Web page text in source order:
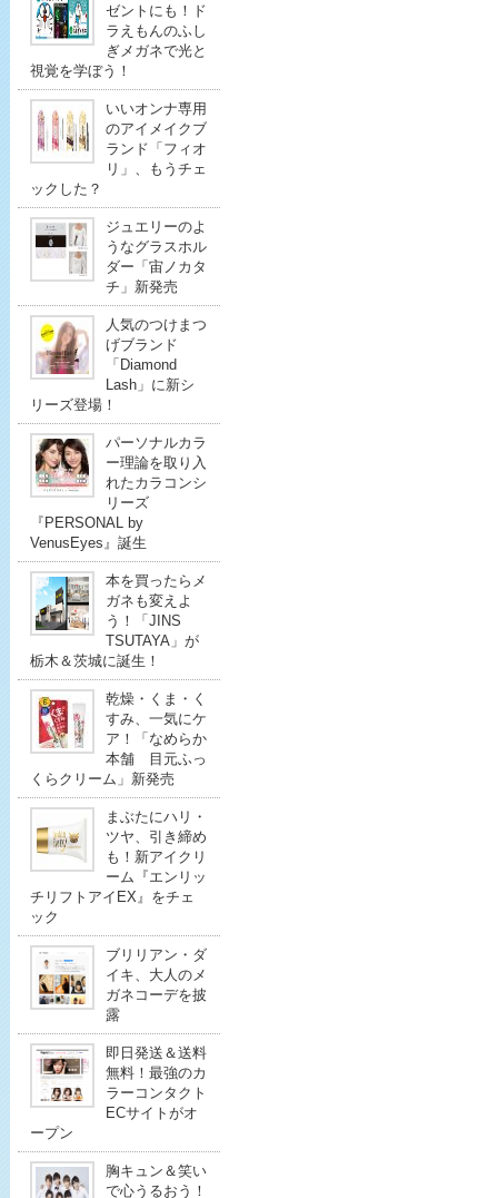
ゼントにも！ド
ラえもんのふし
ぎメガネで光と
視覚を学ぼう！
いいオンナ専用
のアイメイクブ
ランド「フィオ
リ」、もうチェ
ックした？
ジュエリーのよ
うなグラスホル
ダー「宙ノカタ
チ」新発売
人気のつけまつ
げブランド
「Diamond
Lash」に新シ
リーズ登場！
パーソナルカラ
ー理論を取り入
れたカラコンシ
リーズ
『PERSONAL by
VenusEyes』誕生
本を買ったらメ
ガネも変えよ
う！「JINS
TSUTAYA」が
栃木＆茨城に誕生！
乾燥・くま・く
すみ、一気にケ
ア！「なめらか
本舗 目元ふっ
くらクリーム」新発売
まぶたにハリ・
ツヤ、引き締め
も！新アイクリ
ーム『エンリッ
チリフトアイEX』をチェ
ック
ブリリアン・ダ
イキ、大人のメ
ガネコーデを披
露
即日発送＆送料
無料！最強のカ
ラーコンタクト
ECサイトがオ
ープン
胸キュン＆笑い
で心うるおう！